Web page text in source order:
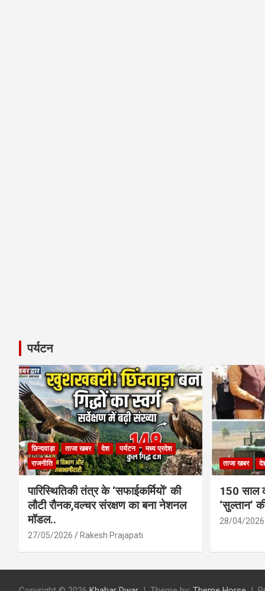
पर्यटन
छिन्दवाड़ा ताजा खबर देश पर्यटन
मध्य प्रदेश
राजनीति
पारिस्थितिकी तंत्र के ‘सफाईकर्मियों’ की
लौटी रौनक,वल्चर संरक्षण का बना नेशनल
मॉडल..
27/05/2026 Rakesh Prajapati
ताजा खबर
150 साल
‘सुल्तान’
28/04/2026